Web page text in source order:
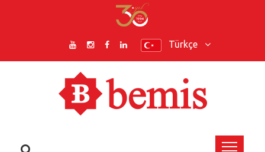
Türkçe